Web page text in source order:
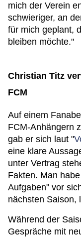
mich der Verein
schwieriger, an
für mich geplant,
bleiben möchte."
Christian Titz
FCM
Auf einem
FCM-Anhängern
gab er sich laut "
eine klare
unter Vertrag
Fakten. Man
Aufgaben" vor
nächsten Saison,
Während der
Gespräche mit